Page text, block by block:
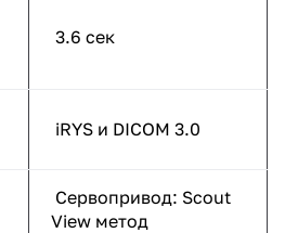
3.6 сек
iRYS и DICOM 3.0
Сервопривод: Scout
View метод